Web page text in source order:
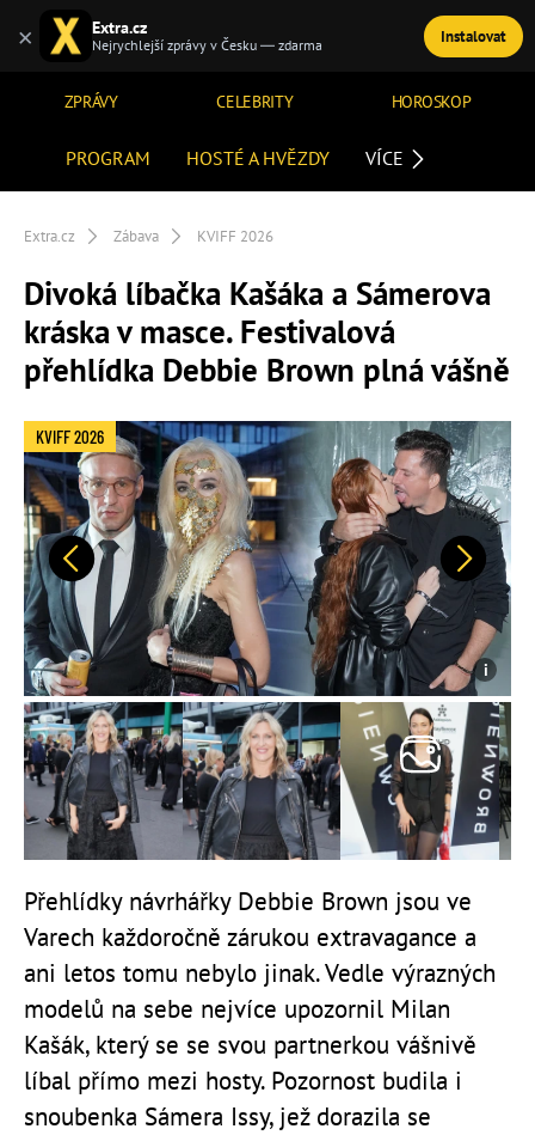
ZPRÁVY CELEBRITY HOROSKOP
TÉMATA
PROGRAM HOSTÉ A HVĚZDY VÍCE
Extra.cz Zábava KVIFF 2026
Divoká líbačka Kašáka a Sámerova
kráska v masce. Festivalová
přehlídka Debbie Brown plná vášně
Předchozí Další
KVIFF 2026
Přehlídky návrhářky Debbie Brown jsou ve
Varech každoročně zárukou extravagance a
ani letos tomu nebylo jinak. Vedle výrazných
modelů na sebe nejvíce upozornil Milan
Kašák, který se se svou partnerkou vášnivě
líbal přímo mezi hosty. Pozornost budila i
snoubenka Sámera Issy, jež dorazila se
× Extra.cz
Nejrychlejší zprávy v Česku — zdarma Instalovat